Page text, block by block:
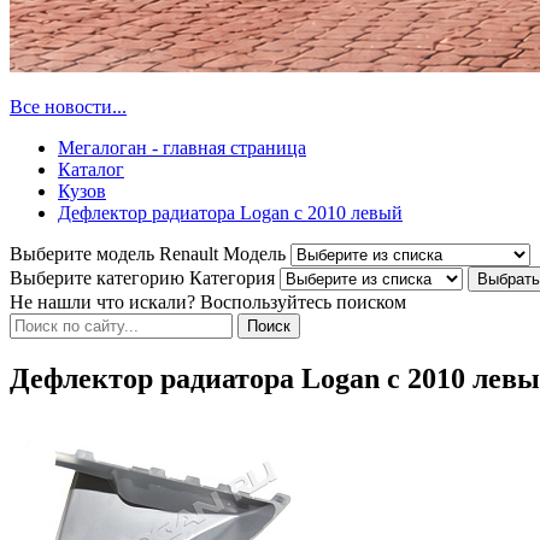
Все новости...
Мегалоган - главная страница
Каталог
Кузов
Дефлектор радиатора Logan c 2010 левый
Выберите модель Renault Модель
Выберите категорию Категория
Не нашли что искали? Воспользуйтесь поиском
Дефлектор радиатора Logan c 2010